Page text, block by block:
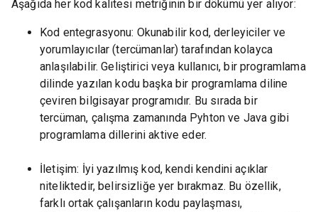
Aşağıda her kod kalitesi metriğinin bir dökümü yer alıyor:
Kod entegrasyonu: Okunabilir kod, derleyiciler ve
yorumlayıcılar (tercümanlar) tarafından kolayca
anlaşılabilir. Geliştirici veya kullanıcı, bir programlama
dilinde yazılan kodu başka bir programlama diline
çeviren bilgisayar programıdır. Bu sırada bir
tercüman, çalışma zamanında Pyhton ve Java gibi
programlama dillerini aktive eder.
İletişim: İyi yazılmış kod, kendi kendini açıklar
niteliktedir, belirsizliğe yer bırakmaz. Bu özellik,
farklı ortak çalışanların kodu paylaşması,